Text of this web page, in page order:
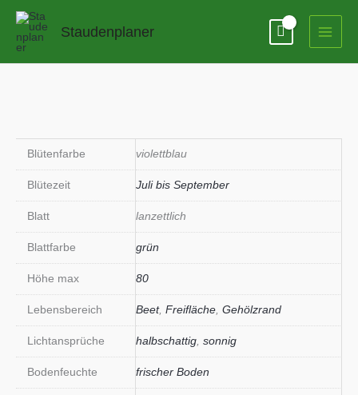
Zum
springen
Staudenplaner
Blütenfarbe violettblau
Blütezeit Juli bis September
Blatt lanzettlich
Blattfarbe grün
Höhe max 80
Lebensbereich Beet, Freifläche Gehölzrand
Lichtansprüche halbschattig sonnig
Bodenfeuchte frischer Boden